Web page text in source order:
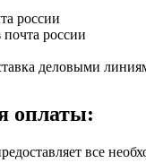
оплаты:
все